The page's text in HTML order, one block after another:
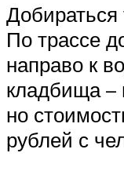
По трассе
направо к
кладбища –
но
рублей с